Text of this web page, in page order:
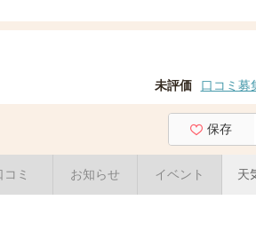
未評価 口コミ募
保存
コミ お知らせ イベント 天